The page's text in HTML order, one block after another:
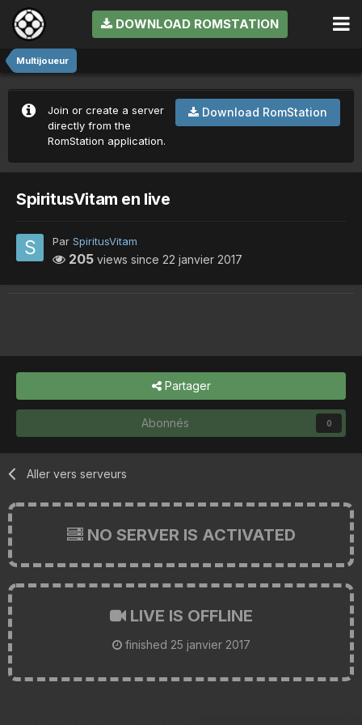
DOWNLOAD ROMSTATION
Multijoueur
Download RomStation
Join or create a server
directly from the
RomStation application.
SpiritusVitam en live
Par SpiritusVitam
205 views since 22 janvier 2017
Partager
Abonnés 0
Aller vers serveurs
NO SERVER IS ACTIVATED
LIVE IS OFFLINE
finished 25 janvier 2017